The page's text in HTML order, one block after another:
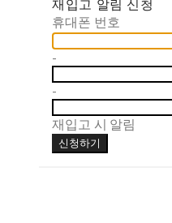
휴대폰 번호
-
-
재입고 시 알림
신청하기